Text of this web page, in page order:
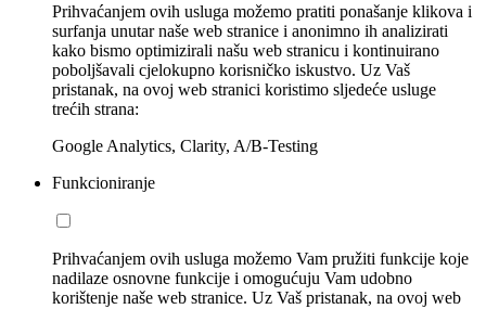
Prihvaćanjem ovih usluga možemo pratiti ponašanje klikova i
surfanja unutar naše web stranice i anonimno ih analizirati
kako bismo optimizirali našu web stranicu i kontinuirano
poboljšavali cjelokupno korisničko iskustvo. Uz Vaš
pristanak, na ovoj web stranici koristimo sljedeće usluge
trećih strana:
Google Analytics, Clarity, A/B-Testing
Funkcioniranje
Prihvaćanjem ovih usluga možemo Vam pružiti funkcije koje
nadilaze osnovne funkcije i omogućuju Vam udobno
korištenje naše web stranice. Uz Vaš pristanak, na ovoj web